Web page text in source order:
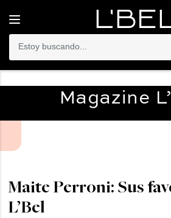
Magazine
Maite Perroni: Sus
L’Bel